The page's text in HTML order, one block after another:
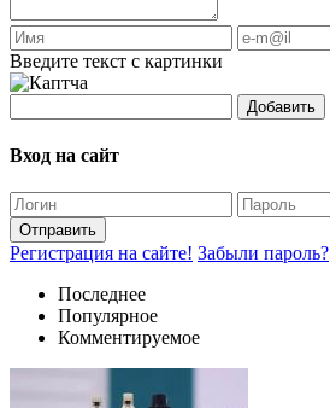
Введите текст с картинки
Добавить
Вход на сайт
Отправить
Регистрация на сайте! Забыли пароль?
Последнее
Популярное
Комментируемое